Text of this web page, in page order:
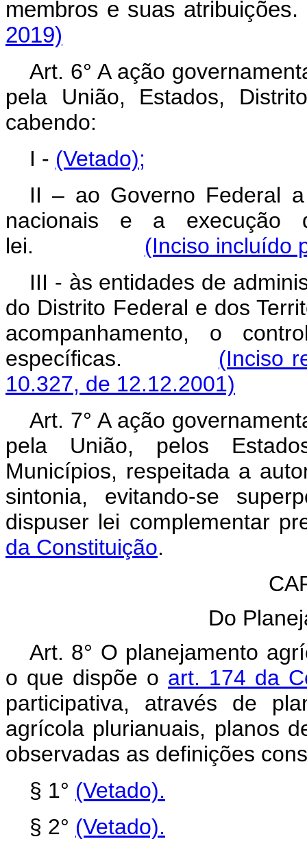
membros e suas
2019)
Art. 6° A ação
pela União, Estados,
cabendo:
I - (Vetado);
II – ao Governo Federal
nacionais e a execução
lei.
(Inciso incluído
III - às entidades de
do Distrito Federal e dos
acompanhamento, o
específicas. (Inciso
10.327, de 12.12.2001)
Art. 7° A ação
pela União, pelos
Municípios, respeitada a
sintonia, evitando-se
dispuser lei complementar
da Constituição.
Do
Art. 8° O planejamento
o que dispõe o art. 174 da
participativa, através de
agrícola plurianuais, planos
observadas as definições
§ 1° (Vetado).
§ 2° (Vetado).